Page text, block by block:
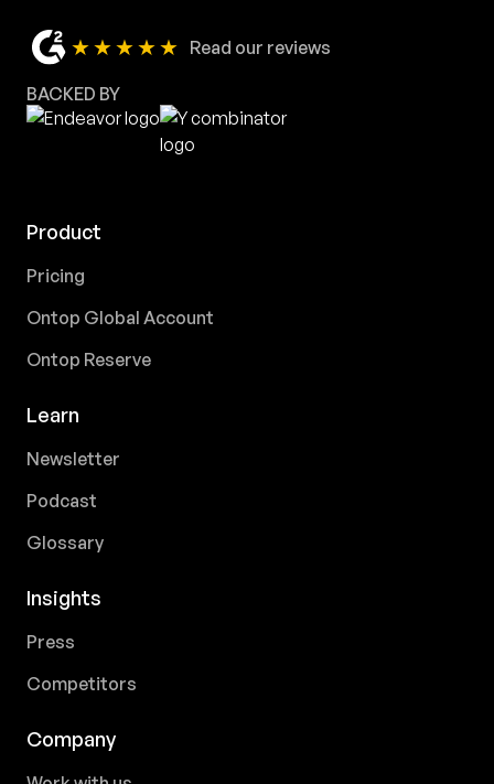
★★★★★ Read our reviews
BACKED BY
Product
Pricing
Ontop Global Account
Ontop Reserve
Learn
Newsletter
Podcast
Glossary
Insights
Press
Competitors
Company